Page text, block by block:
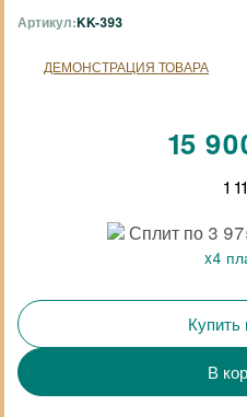
Артикул:KK-393
ДЕМОНСТРАЦИЯ ТОВАРА
15
1
Сплит по 3
x4
Купить